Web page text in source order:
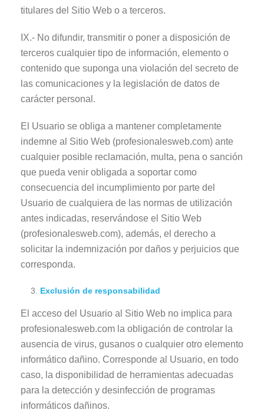
titulares del Sitio Web o a terceros.
IX.- No difundir, transmitir o poner a disposición de
terceros cualquier tipo de información, elemento o
contenido que suponga una violación del secreto de
las comunicaciones y la legislación de datos de
carácter personal.
El Usuario se obliga a mantener completamente
indemne al Sitio Web (profesionalesweb.com) ante
cualquier posible reclamación, multa, pena o sanción
que pueda venir obligada a soportar como
consecuencia del incumplimiento por parte del
Usuario de cualquiera de las normas de utilización
antes indicadas, reservándose el Sitio Web
(profesionalesweb.com), además, el derecho a
solicitar la indemnización por daños y perjuicios que
corresponda.
Exclusión de responsabilidad
El acceso del Usuario al Sitio Web no implica para
profesionalesweb.com la obligación de controlar la
ausencia de virus, gusanos o cualquier otro elemento
informático dañino. Corresponde al Usuario, en todo
caso, la disponibilidad de herramientas adecuadas
para la detección y desinfección de programas
informáticos dañinos.